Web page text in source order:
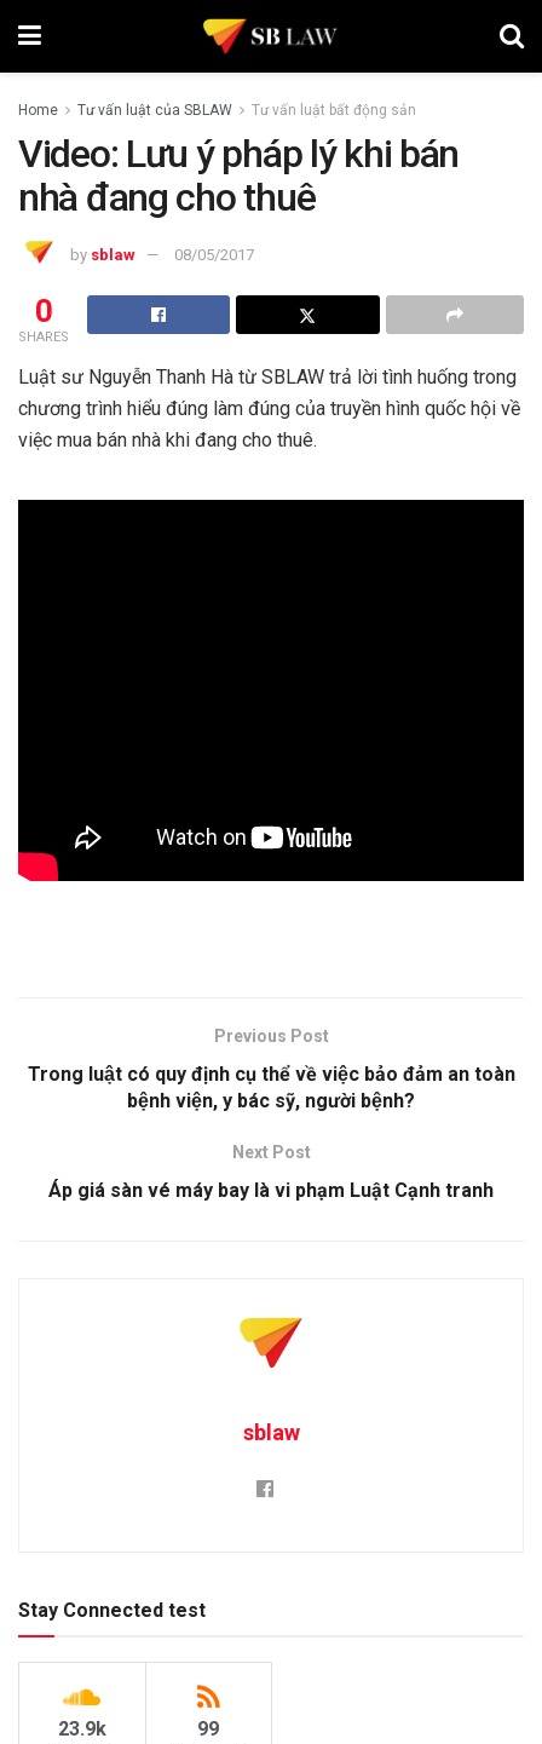
Home Tư vấn luật của SBLAW Tư vấn luật bất động sản
Video: Lưu ý pháp lý khi bán
nhà đang cho thuê
by sblaw 08/05/2017
0
SHARES
Luật sư Nguyễn Thanh Hà từ SBLAW trả lời tình huống trong
chương trình hiểu đúng làm đúng của truyền hình quốc hội về
việc mua bán nhà khi đang cho thuê.
Previous Post
Trong luật có quy định cụ thể về việc bảo đảm an toàn
bệnh viện, y bác sỹ, người bệnh?
Next Post
Áp giá sàn vé máy bay là vi phạm Luật Cạnh tranh
sblaw
Stay Connected test
23.9k 99